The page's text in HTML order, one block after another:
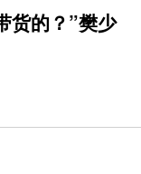
货的？”樊少